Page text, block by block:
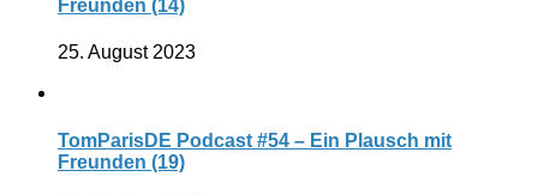
Freunden (14)
25. August 2023
TomParisDE Podcast #54 – Ein Plausch mit
Freunden (19)